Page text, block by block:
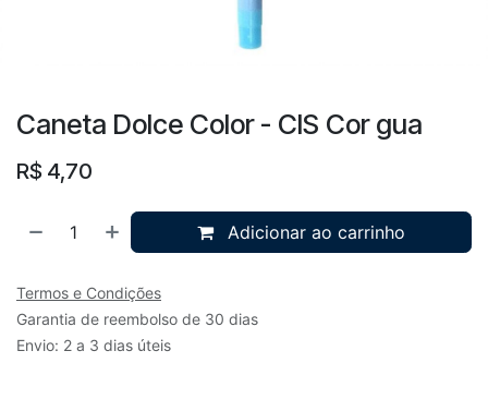
Caneta Dolce Color - CIS Cor gua
R$ 4,70
Adicionar ao carrinho
Termos e Condições
Garantia de reembolso de 30 dias
Envio: 2 a 3 dias úteis